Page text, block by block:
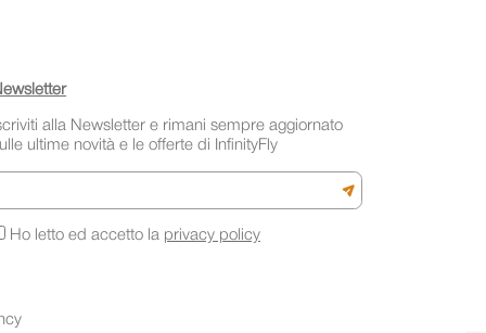
alla Newsletter e rimani sempre aggiornato
ultime novità e le offerte di InfinityFly
Iscriviti alla
Ho letto ed accetto la privacy policy